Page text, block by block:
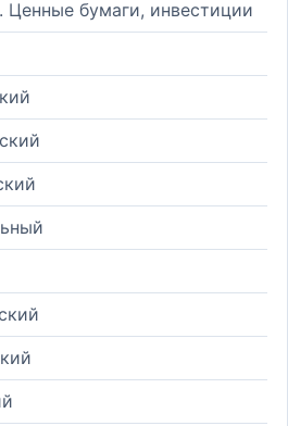
Ценные бумаги, инвестиции